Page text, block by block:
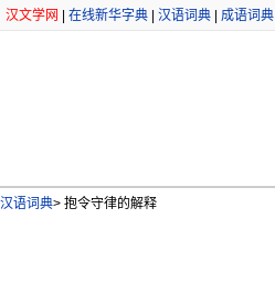
汉文学网 在线新华字典 汉语词典 成语词典
汉语词典> 抱令守律的解释